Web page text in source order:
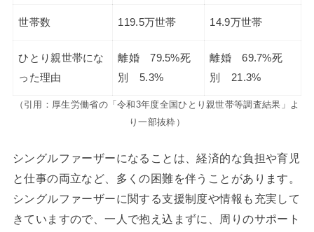
世帯数 119.5万世帯 14.9万世帯
ひとり親世帯にな
った理由
離婚 79.5%死
別 5.3%
離婚 69.7%死
別 21.3%
（引用：厚生労働省の「令和3年度全国ひとり親世帯等調査結果」よ
り一部抜粋）
シングルファーザーになることは、経済的な負担や育児
と仕事の両立など、多くの困難を伴うことがあります。
シングルファーザーに関する支援制度や情報も充実して
きていますので、一人で抱え込まずに、周りのサポート